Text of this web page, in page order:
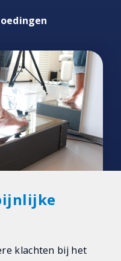
klachten bij het